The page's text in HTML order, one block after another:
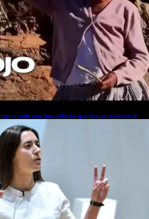
creada por una salteña que busca resolver el
financiero en Latinoamérica